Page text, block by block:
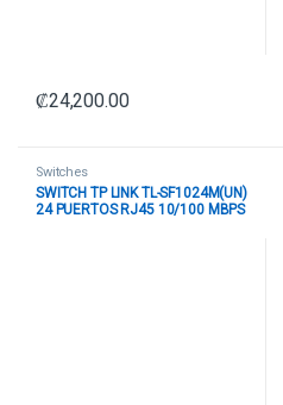
₡24,200.00
Switches
SWITCH TP LINK TL-SF1024M(UN)
24 PUERTOS RJ45 10/100 MBPS